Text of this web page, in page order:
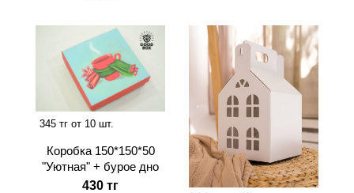
345 тг от 10 шт.
Коробка 150*150*50
"Уютная" + бурое дно
430 тг